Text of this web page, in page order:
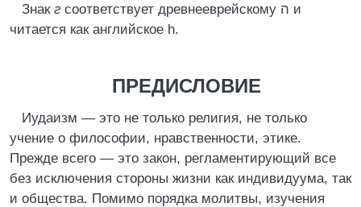
Знак г соответствует древнееврейскому ה и
читается как английское h.
ПРЕДИСЛОВИЕ
Иудаизм — это не только религия, не только
учение о философии, нравственности, этике.
Прежде всего — это закон, регламентирующий все
без исключения стороны жизни как индивидуума, так
и общества. Помимо порядка молитвы, изучения